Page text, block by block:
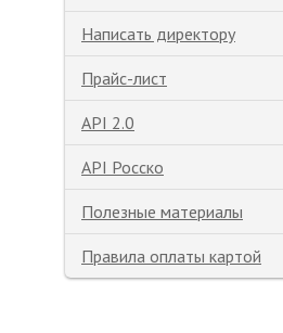
Написать директору
Прайс-лист
API 2.0
API Росско
Полезные материалы
Правила оплаты картой